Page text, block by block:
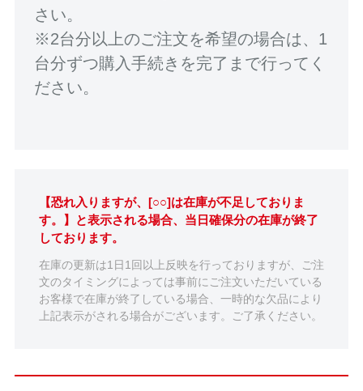
さい。
※2台分以上のご注文を希望の場合は、1
台分ずつ購入手続きを完了まで行ってく
ださい。
【恐れ入りますが、[○○]は在庫が不足しておりま
す。】と表示される場合、当日確保分の在庫が終了
しております。
在庫の更新は1日1回以上反映を行っておりますが、ご注
文のタイミングによっては事前にご注文いただいている
お客様で在庫が終了している場合、一時的な欠品により
上記表示がされる場合がございます。ご了承ください。